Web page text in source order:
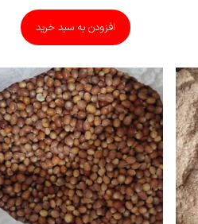
افزودن به سبد خرید